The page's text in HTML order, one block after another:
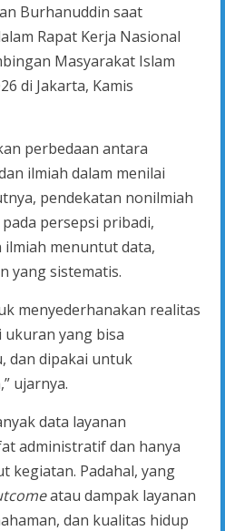
Burhanuddin saat
Rapat Kerja Nasional
Masyarakat Islam
di Jakarta, Kamis
perbedaan antara
ilmiah dalam menilai
pendekatan nonilmiah
persepsi pribadi,
menuntut data,
yang sistematis.
menyederhanakan realitas
ukuran yang bisa
dan dipakai untuk
ujarnya.
data layanan
administratif dan hanya
kegiatan. Padahal, yang
atau dampak layanan
dan kualitas hidup